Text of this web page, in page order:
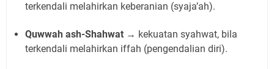
terkendali melahirkan keberanian (syaja’ah).
Quwwah ash-Shahwat → kekuatan syahwat, bila
terkendali melahirkan iffah (pengendalian diri).